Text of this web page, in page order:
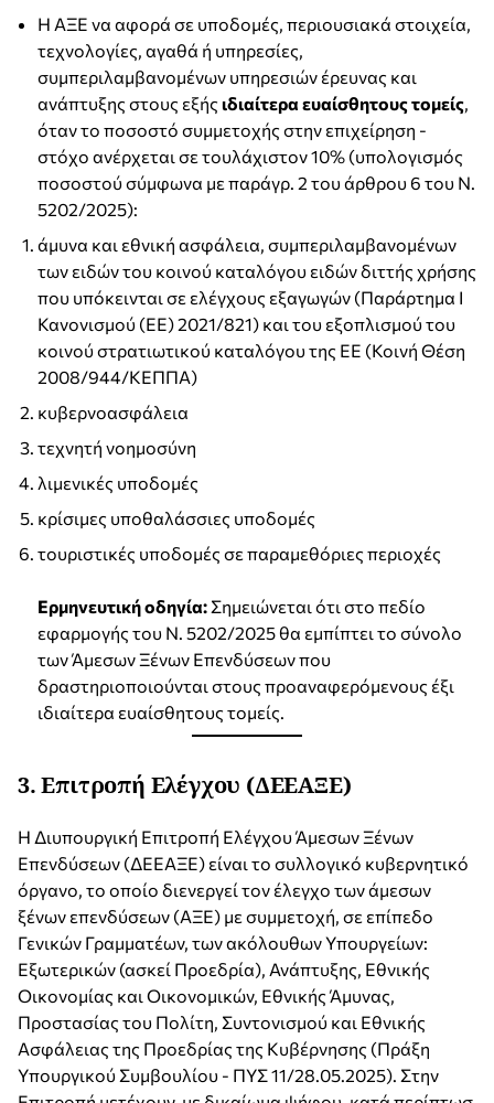
Η ΑΞΕ να αφορά σε υποδομές, περιουσιακά στοιχεία,
τεχνολογίες, αγαθά ή υπηρεσίες,
συμπεριλαμβανομένων υπηρεσιών έρευνας και
ανάπτυξης στους εξής ιδιαίτερα ευαίσθητους τομείς,
όταν το ποσοστό συμμετοχής στην επιχείρηση -
στόχο ανέρχεται σε τουλάχιστον 10% (υπολογισμός
ποσοστού σύμφωνα με παράγρ. 2 του άρθρου 6 του Ν.
5202/2025):
άμυνα και εθνική ασφάλεια, συμπεριλαμβανομένων
των ειδών του κοινού καταλόγου ειδών διττής χρήσης
που υπόκεινται σε ελέγχους εξαγωγών (Παράρτημα Ι
Κανονισμού (ΕΕ) 2021/821) και του εξοπλισμού του
κοινού στρατιωτικού καταλόγου της ΕΕ (Κοινή Θέση
2008/944/ΚΕΠΠΑ)
κυβερνοασφάλεια
τεχνητή νοημοσύνη
λιμενικές υποδομές
κρίσιμες υποθαλάσσιες υποδομές
τουριστικές υποδομές σε παραμεθόριες περιοχές
Ερμηνευτική οδηγία: Σημειώνεται ότι στο πεδίο
εφαρμογής του Ν. 5202/2025 θα εμπίπτει το σύνολο
των Άμεσων Ξένων Επενδύσεων που
δραστηριοποιούνται στους προαναφερόμενους έξι
ιδιαίτερα ευαίσθητους τομείς.
3.Επιτροπή Ελέγχου (ΔΕΕΑΞΕ)
Η Διυπουργική Επιτροπή Ελέγχου Άμεσων Ξένων
Επενδύσεων (ΔΕΕΑΞΕ) είναι το συλλογικό κυβερνητικό
όργανο, το οποίο διενεργεί τον έλεγχο των άμεσων
ξένων επενδύσεων (ΑΞΕ) με συμμετοχή, σε επίπεδο
Γενικών Γραμματέων, των ακόλουθων Υπουργείων:
Εξωτερικών (ασκεί Προεδρία), Ανάπτυξης, Εθνικής
Οικονομίας και Οικονομικών, Εθνικής Άμυνας,
Προστασίας του Πολίτη, Συντονισμού και Εθνικής
Ασφάλειας της Προεδρίας της Κυβέρνησης (Πράξη
Υπουργικού Συμβουλίου - ΠΥΣ 11/28.05.2025). Στην